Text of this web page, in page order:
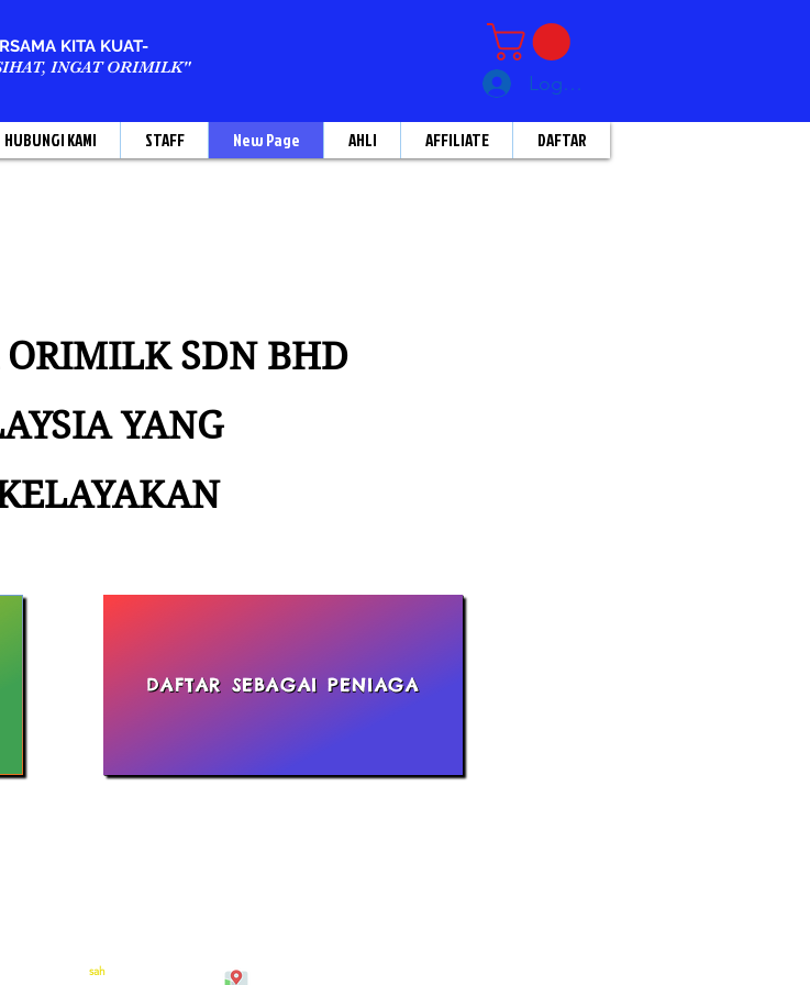
KITA KUAT-
INGAT ORIMILK"
Log Masuk
ORIMILK SDN BHD
YANG
DAFTAR SEBAGAI PENIAGA
HUBUNGI KAMI STAFF New Page AHLI AFFILIATE DAFTAR
sah